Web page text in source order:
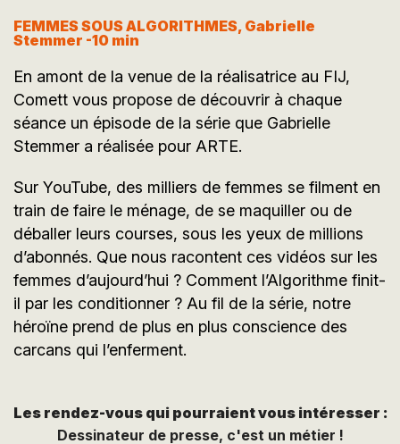
FEMMES SOUS ALGORITHMES, Gabrielle
Stemmer -10 min
En amont de la venue de la réalisatrice au FIJ,
Comett vous propose de découvrir à chaque
séance un épisode de la série que Gabrielle
Stemmer a réalisée pour ARTE.
Sur YouTube, des milliers de femmes se filment en
train de faire le ménage, de se maquiller ou de
déballer leurs courses, sous les yeux de millions
d’abonnés. Que nous racontent ces vidéos sur les
femmes d’aujourd’hui ? Comment l’Algorithme finit-
il par les conditionner ? Au fil de la série, notre
héroïne prend de plus en plus conscience des
carcans qui l’enferment.
Les rendez-vous qui pourraient vous intéresser :
Dessinateur de presse, c'est un métier !